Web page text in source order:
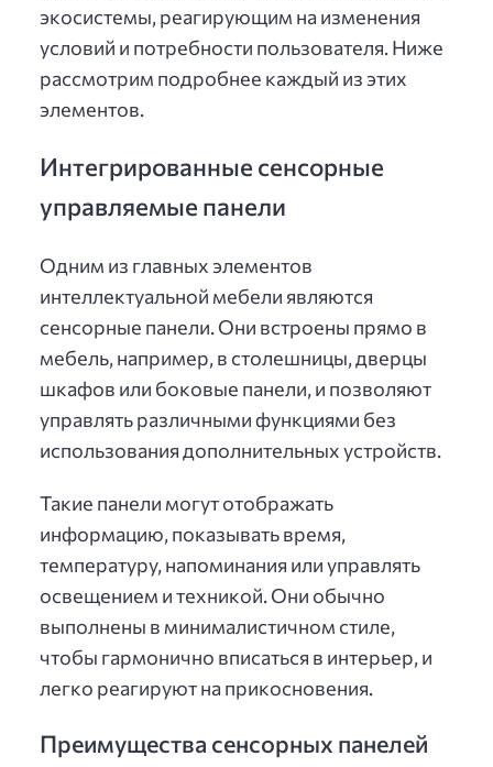
экосистемы, реагирующим на изменения
условий и потребности пользователя. Ниже
рассмотрим подробнее каждый из этих
элементов.
Интегрированные сенсорные
управляемые панели
Одним из главных элементов
интеллектуальной мебели являются
сенсорные панели. Они встроены прямо в
мебель, например, в столешницы, дверцы
шкафов или боковые панели, и позволяют
управлять различными функциями без
использования дополнительных устройств.
Такие панели могут отображать
информацию, показывать время,
температуру, напоминания или управлять
освещением и техникой. Они обычно
выполнены в минималистичном стиле,
чтобы гармонично вписаться в интерьер, и
легко реагируют на прикосновения.
Преимущества сенсорных панелей